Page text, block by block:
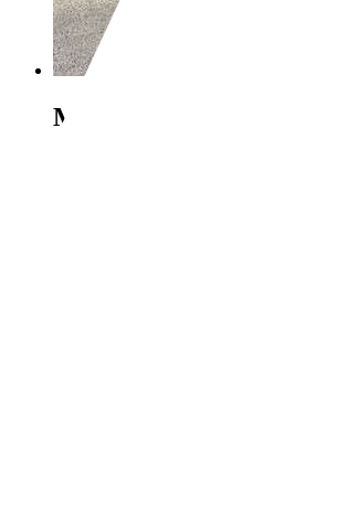
Mercedes-Benz C 200
Vous